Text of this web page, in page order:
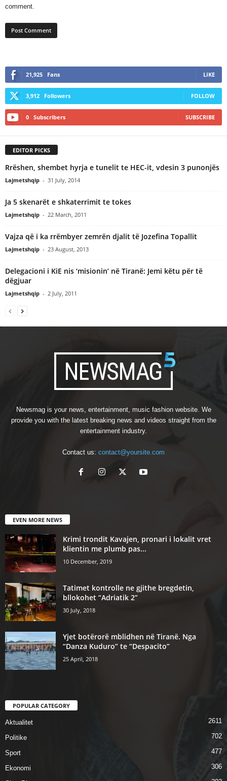
comment.
21,925 Fans LIKE
3,912 Followers FOLLOW
0 Subscribers SUBSCRIBE
EDITOR PICKS
Rrëshen, shembet hyrja e tunelit te HEC-it, vdesin 3 punonjës
Lajmetshqip - 31 July, 2014
Ja 5 skenarët e shkaterrimit te tokes
Lajmetshqip - 22 March, 2011
Vajza që i ka rrëmbyer zemrën djalit të Jozefina Topallit
Lajmetshqip - 23 August, 2013
Delegacioni i KiE nis ‘misionin’ në Tiranë: Jemi këtu për të
dëgjuar
Lajmetshqip - 2 July, 2011
Newsmag is your news, entertainment, music fashion website. We
provide you with the latest breaking news and videos straight from the
entertainment industry.
Contact us: contact@yoursite.com
EVEN MORE NEWS
Krimi trondit Kavajen, pronari i lokalit vret
klientin me plumb pas...
10 December, 2019
Tatimet kontrolle ne gjithe bregdetin,
bllokohet “Adriatik 2”
30 July, 2018
Yjet botërorë mblidhen në Tiranë. Nga
“Danza Kuduro” te “Despacito”
25 April, 2018
POPULAR CATEGORY
Aktualitet 2611
Politike 702
Sport 477
Ekonomi 306